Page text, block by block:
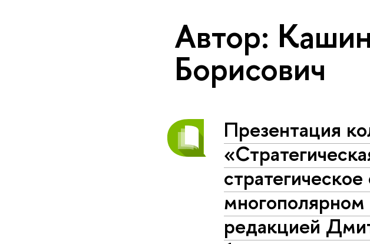
Автор:
Борисович
Презентация
редакцией